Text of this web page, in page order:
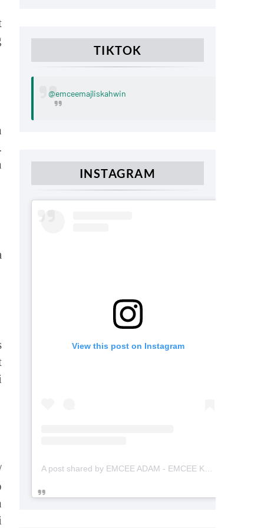
TIKTOK
@emceemajliskahwin
INSTAGRAM
View this post on Instagram